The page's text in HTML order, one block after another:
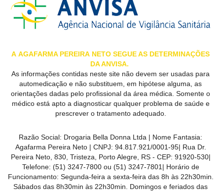
CENTRAL
LOJAS
MAIS
PRÓXIMA
DO
CLIENTE
A AGAFARMA PEREIRA NETO SEGUE AS DETERMINAÇÕES
DA ANVISA.
As informações contidas neste site não devem ser usadas para
automedicação e não substituem, em hipótese alguma, as
orientações dadas pelo profissional da área médica. Somente o
médico está apto a diagnosticar qualquer problema de saúde e
prescrever o tratamento adequado.
Razão Social: Drogaria Bella Donna Ltda | Nome Fantasia:
Agafarma Pereira Neto | CNPJ: 94.817.921/0001-95| Rua Dr.
Pereira Neto, 830, Tristeza, Porto Alegre, RS - CEP: 91920-530|
Telefone: (51) 3247-7800 ou (51) 3247-7801 | Horário de
Funcionamento: Segunda-feira a sexta-feira das 8h às 22h30min.
Sábados das 8h30min às 22h30min. Domingos e feriados das